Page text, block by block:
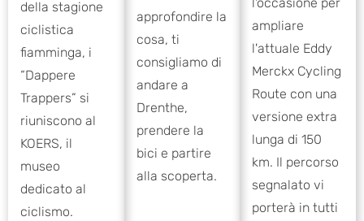
della stagione
ciclistica
fiamminga, i
“Dappere
Trappers” si
riuniscono al
KOERS, il
museo
dedicato al
ciclismo.
approfondire la
cosa, ti
consigliamo di
andare a
Drenthe,
prendere la
bici e partire
alla scoperta.
ampliare
l'attuale Eddy
Merckx Cycling
Route con una
versione extra
lunga di 150
km. Il percorso
segnalato vi
porterà in tutti